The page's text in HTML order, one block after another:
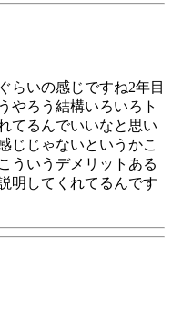
らいの感じですね2年目
やろう結構いろいろト
てるんでいいなと思い
じじゃないというかこ
ういうデメリットある
明してくれてるんです